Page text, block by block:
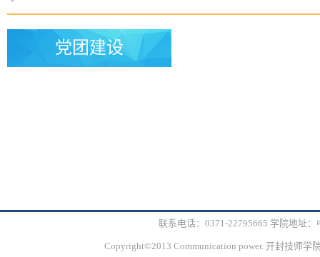
党团建设
联系电话：0371-22795665 学院地址：
Copyright©2013 Communication power. 开封技师